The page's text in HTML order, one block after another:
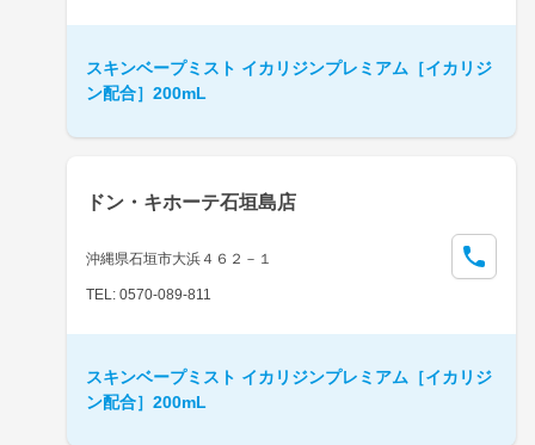
スキンベープミスト イカリジンプレミアム［イカリジ
ン配合］200mL
ドン・キホーテ石垣島店
沖縄県石垣市大浜４６２－１
TEL: 0570-089-811
スキンベープミスト イカリジンプレミアム［イカリジ
ン配合］200mL